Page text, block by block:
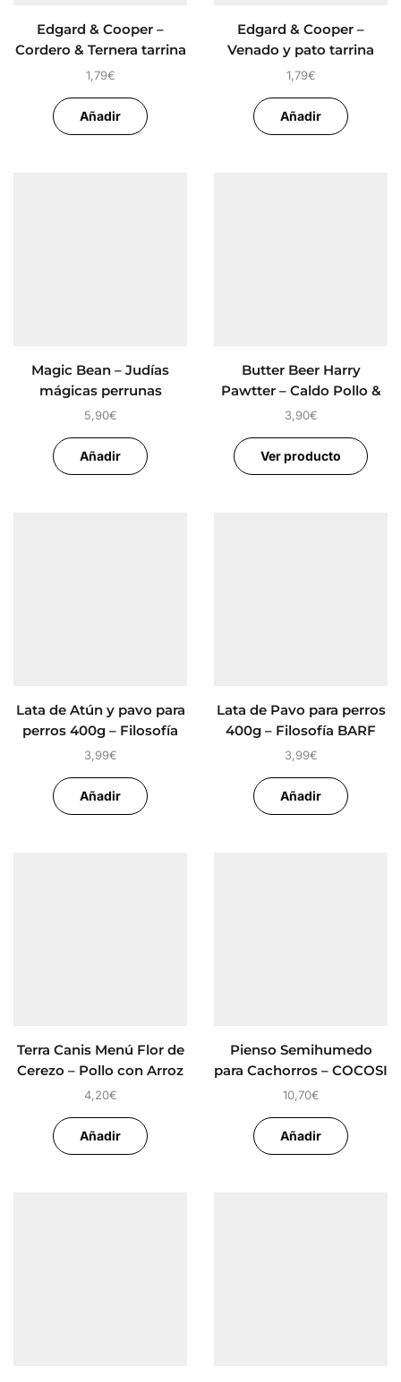
Edgard & Cooper –
Cordero & Ternera tarrina
perro 150 gr
1,79€
Añadir
Edgard & Cooper –
Venado y pato tarrina
perro 150 gr
1,79€
Añadir
Magic Bean – Judías
mágicas perrunas
5,90€
Añadir
Butter Beer Harry
Pawtter – Caldo Pollo &
Pavo
3,90€
Ver producto
Lata de Atún y pavo para
perros 400g – Filosofía
BARF Wild Balance
3,99€
Añadir
Lata de Pavo para perros
400g – Filosofía BARF
Wild Balance
3,99€
Añadir
Terra Canis Menú Flor de
Cerezo – Pollo con Arroz
y sésamo
4,20€
Añadir
Pienso Semihumedo
para Cachorros – COCOSI
10,70€
Añadir